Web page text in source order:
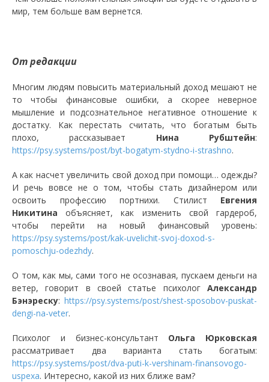
мир, тем больше вам вернется.
От редакции
Многим людям повысить материальный доход мешают не
то чтобы финансовые ошибки, а скорее неверное
мышление и подсознательное негативное отношение к
достатку. Как перестать считать, что богатым быть
плохо, рассказывает Нина Рубштейн:
https://psy.systems/post/byt-bogatym-stydno-i-strashno.
А как насчет увеличить свой доход при помощи… одежды?
И речь вовсе не о том, чтобы стать дизайнером или
освоить профессию портнихи. Стилист Евгения
Никитина объясняет, как изменить свой гардероб,
чтобы перейти на новый финансовый уровень:
https://psy.systems/post/kak-uvelichit-svoj-doxod-s-
pomoschju-odezhdy.
О том, как мы, сами того не осознавая, пускаем деньги на
ветер, говорит в своей статье психолог Александр
Бэнэреску: https://psy.systems/post/shest-sposobov-puskat-
dengi-na-veter.
Психолог и бизнес-консультант Ольга Юрковская
рассматривает два варианта стать богатым:
https://psy.systems/post/dva-puti-k-vershinam-finansovogo-
uspexa. Интересно, какой из них ближе вам?